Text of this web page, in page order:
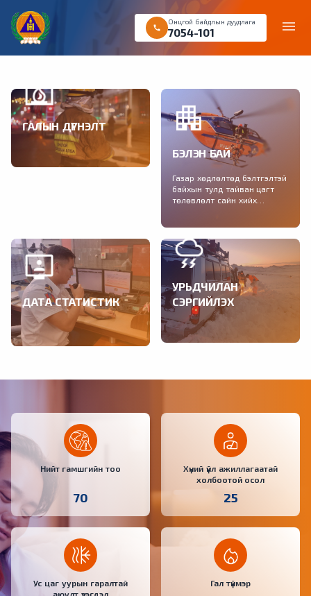
menu
call
Онцгой байдлын дуудлага
7054-101
ГАЛЫН ДҮГНЭЛТ
Галын аюулгүй байдлын
дүгнэлт авах хүсэлтийг
БЭЛЭН БАЙ
Газар хөдлөлтөд бэлтгэлтэй
байхын тулд тайван цагт
төлөвлөлт сайн хийх
ДАТА СТАТИСТИК
Тохиолдсон гамшигт үзэгдэл,
учирсан хохирол, өссөн
дүнгээр, үндсэн үзүүлэлтээр,
УРЬДЧИЛАН
СЭРГИЙЛЭХ
2021-2025 онд зохион
байгуулагдах Гамшгаас
Нийт гамшгийн тоо
70
Хүний үйл ажиллагаатай
холбоотой осол
25
Ус цаг уурын гаралтай
аюулт үзэгдэл
Гал түймэр